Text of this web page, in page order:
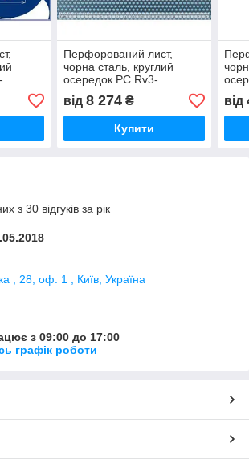
Перфорований лист,
чорна сталь, круглий
осередок PC Rv3-
5/2/1000x2000
від 8 274₴
Купити
8/
від
з 30 відгуків за рік
, 28, оф. 1 , Київ, Україна
з 09:00 до 17:00
графік роботи